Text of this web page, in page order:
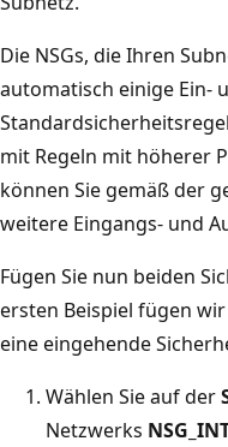
Die NSGs, die Ihren
automatisch einige Ein-
mit Regeln mit höherer
können Sie gemäß der
weitere Eingangs- und
Fügen Sie nun beiden
ersten Beispiel fügen
eine eingehende
Wählen Sie auf der
Netzwerks